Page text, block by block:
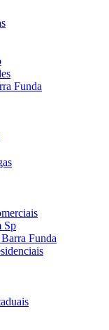
Funda
Sp
Funda